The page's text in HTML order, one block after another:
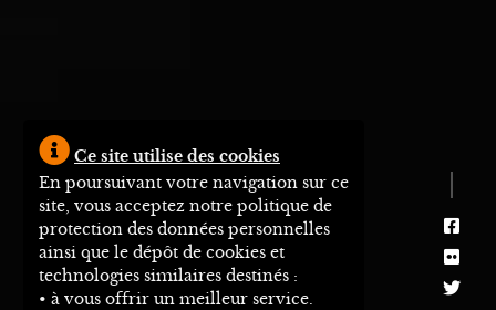
Ce site utilise des cookies
En poursuivant votre navigation sur ce
site, vous acceptez notre politique de
protection des données personnelles
ainsi que le dépôt de cookies et
technologies similaires destinés :
• à vous offrir un meilleur service.